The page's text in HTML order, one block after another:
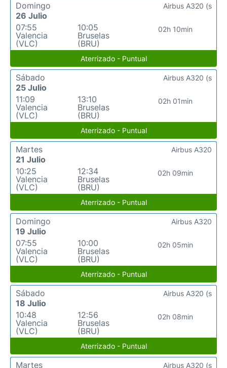
Domingo
26 Julio
07:55
Valencia
(VLC)
10:05
Bruselas
(BRU)
02h 10min
Airbus A320 (s
Aterrizado - Puntual
Sábado
25 Julio
11:09
Valencia
(VLC)
13:10
Bruselas
(BRU)
02h 01min
Airbus A320 (s
Aterrizado - Puntual
Martes
21 Julio
10:25
Valencia
(VLC)
12:34
Bruselas
(BRU)
02h 09min
Airbus A320
Aterrizado - Puntual
Domingo
19 Julio
07:55
Valencia
(VLC)
10:00
Bruselas
(BRU)
02h 05min
Airbus A320
Aterrizado - Puntual
Sábado
18 Julio
10:48
Valencia
(VLC)
12:56
Bruselas
(BRU)
02h 08min
Airbus A320 (s
Aterrizado - Puntual
Martes
Airbus A320 (s